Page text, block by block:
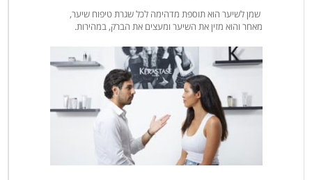
שמן לשיער הוא תוספת מדהימה לכל שגרת טיפוח שיער,
מאחר והוא מזין את השיער ומעצים את הברק, במהירות.